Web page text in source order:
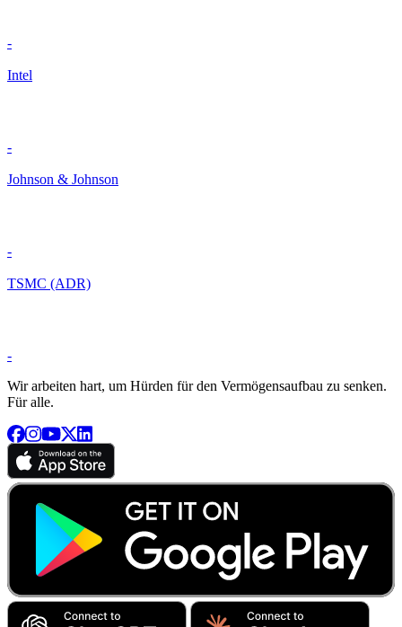
-
Intel
-
Johnson & Johnson
-
TSMC (ADR)
-
Wir arbeiten hart, um Hürden für den Vermögensaufbau zu senken.
Für alle.